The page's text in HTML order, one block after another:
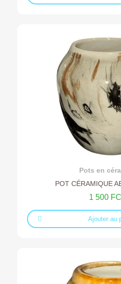
Ajouter au
Pots en
POT CÉRAMIQUE
1 500
Ajouter au